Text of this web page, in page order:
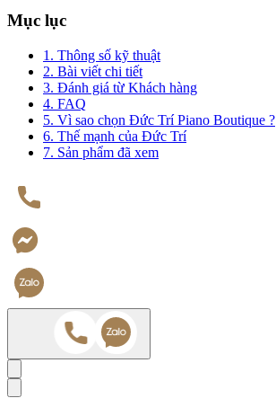
Mục lục
1. Thông số kỹ thuật
2. Bài viết chi tiết
3. Đánh giá từ Khách hàng
4. FAQ
5. Vì sao chọn Đức Trí Piano Boutique ?
6. Thế mạnh của Đức Trí
7. Sản phẩm đã xem